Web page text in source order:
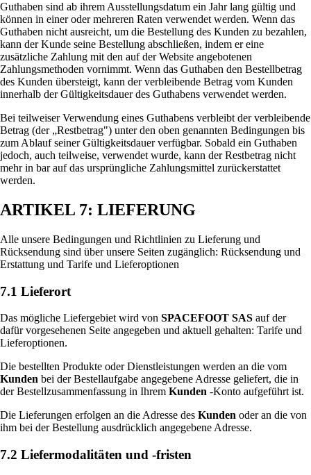
Guthaben sind ab ihrem Ausstellungsdatum ein Jahr lang gültig und
können in einer oder mehreren Raten verwendet werden. Wenn das
Guthaben nicht ausreicht, um die Bestellung des Kunden zu bezahlen,
kann der Kunde seine Bestellung abschließen, indem er eine
zusätzliche Zahlung mit den auf der Website angebotenen
Zahlungsmethoden vornimmt. Wenn das Guthaben den Bestellbetrag
des Kunden übersteigt, kann der verbleibende Betrag vom Kunden
innerhalb der Gültigkeitsdauer des Guthabens verwendet werden.
Bei teilweiser Verwendung eines Guthabens verbleibt der verbleibende
Betrag (der „Restbetrag") unter den oben genannten Bedingungen bis
zum Ablauf seiner Gültigkeitsdauer verfügbar. Sobald ein Guthaben
jedoch, auch teilweise, verwendet wurde, kann der Restbetrag nicht
mehr in bar auf das ursprüngliche Zahlungsmittel zurückerstattet
werden.
ARTIKEL 7: LIEFERUNG
Alle unsere Bedingungen und Richtlinien zu Lieferung und
Rücksendung sind über unsere Seiten zugänglich: Rücksendung und
Erstattung und Tarife und Lieferoptionen
7.1 Lieferort
Das mögliche Liefergebiet wird von SPACEFOOT SAS auf der
dafür vorgesehenen Seite angegeben und aktuell gehalten: Tarife und
Lieferoptionen.
Die bestellten Produkte oder Dienstleistungen werden an die vom
Kunden bei der Bestellaufgabe angegebene Adresse geliefert, die in
der Bestellzusammenfassung in Ihrem Kunden -Konto aufgeführt ist.
Die Lieferungen erfolgen an die Adresse des Kunden oder an die von
ihm bei der Bestellung ausdrücklich angegebene Adresse.
7.2 Liefermodalitäten und -fristen